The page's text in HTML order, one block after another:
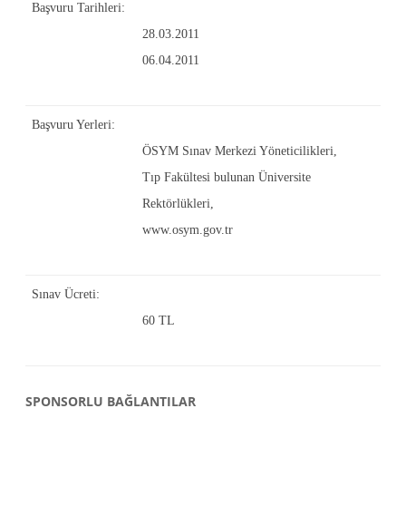
Başvuru Tarihleri:
28.03.2011
06.04.2011
Başvuru Yerleri:
ÖSYM Sınav Merkezi Yöneticilikleri,
Tıp Fakültesi bulunan Üniversite
Rektörlükleri,
www.osym.gov.tr
Sınav Ücreti:
60 TL
SPONSORLU BAĞLANTILAR